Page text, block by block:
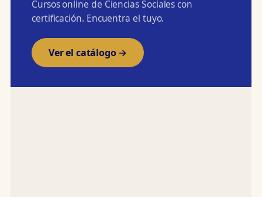
Cursos online de Ciencias Sociales con
certificación. Encuentra el tuyo.
Ver el catálogo →